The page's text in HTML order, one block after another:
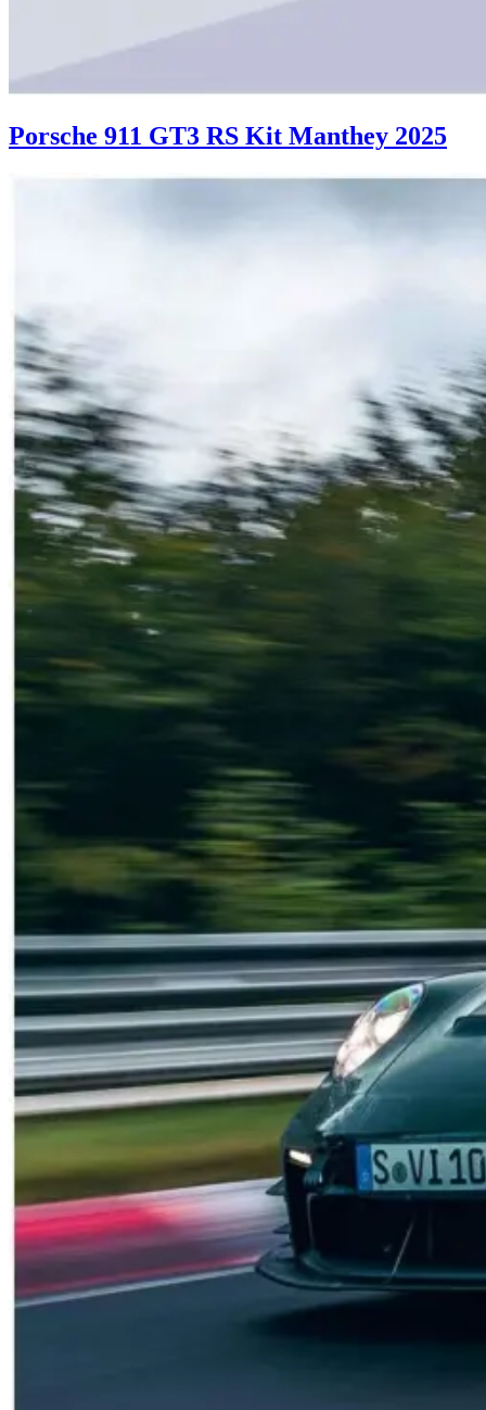
Porsche 911 GT3 RS Kit Manthey 2025